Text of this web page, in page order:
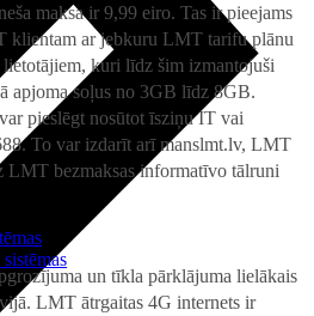
maksa ir 9,99 eiro. Tas ir pieejams
klientam ar jebkuru LMT tarifu plānu
kuri līdz šim izmantojuši
apjoma soļus no 3GB līdz 8GB.
pieslēgt nosūtot īsziņu IT vai
To var izdarīt arī manslmt.lv, LMT
LMT bezmaksas informatīvo tālruni
un tīkla pārklājuma lielākais
LMT ātrgaitas 4G internets ir